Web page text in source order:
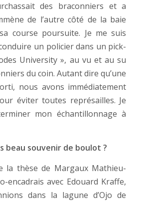
des braconniers et a
de l’autre côté de la baie
course poursuite. Je me suis
un policier dans un pick-
University », au vu et au su
du coin. Autant dire qu’une
nous avons immédiatement
éviter toutes représailles. Je
mon échantillonnage à
beau souvenir de boulot ?
la thèse de Margaux Mathieu-
encadrais avec Edouard Kraffe,
dans la lagune d’Ojo de